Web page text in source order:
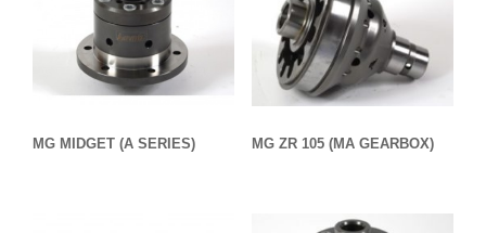
MG MIDGET (A SERIES) MG ZR 105 (MA GEARBOX)